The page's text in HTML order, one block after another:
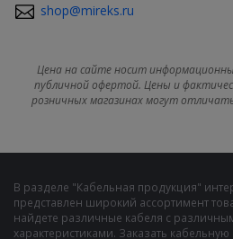
shop@mireks.ru
Цена на сайте носит
публичной офертой. Цены и
розничных магазинах могут
В разделе "Кабельная продукция"
представлен широкий ассортимент
найдете различные кабеля с
характеристиками. Заказать